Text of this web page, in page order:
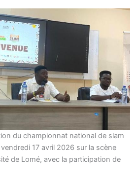
du championnat national de slam
17 avril 2026 sur la scène
de Lomé, avec la participation de